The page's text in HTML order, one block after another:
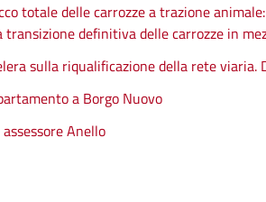
totale delle carrozze a trazione
transizione definitiva delle carrozze in
sulla riqualificazione della rete viaria.
a Borgo Nuovo
Anello